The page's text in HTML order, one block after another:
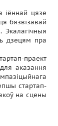
іённай цязе
бязвізавай
Экалагічныя
дзецям пра
праект
аказання
стартап-
на сцены